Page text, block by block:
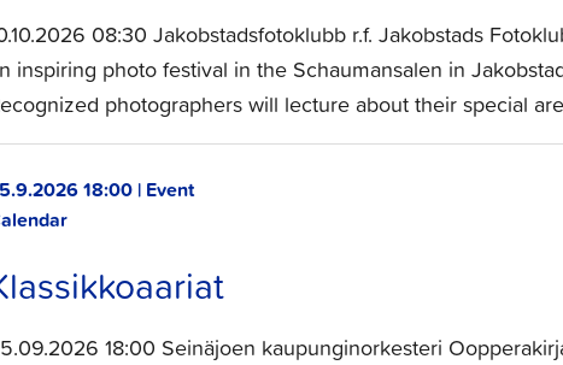
08:30 Jakobstadsfotoklubb r.f. Jakobstads
inspiring photo festival in the Schaumansalen in
photographers will lecture about their special
18:00 | Event
18:00 Seinäjoen kaupunginorkesteri